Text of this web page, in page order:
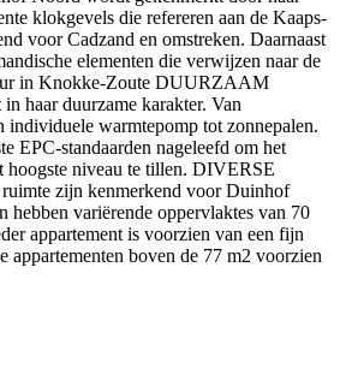
klokgevels die refereren aan de Kaaps-
voor Cadzand en omstreken. Daarnaast
elementen die verwijzen naar de
in Knokke-Zoute DUURZAAM
haar duurzame karakter. Van
individuele warmtepomp tot zonnepalen.
EPC-standaarden nageleefd om het
hoogste niveau te tillen. DIVERSE
zijn kenmerkend voor Duinhof
hebben variërende oppervlaktes van 70
appartement is voorzien van een fijn
appartementen boven de 77 m2 voorzien